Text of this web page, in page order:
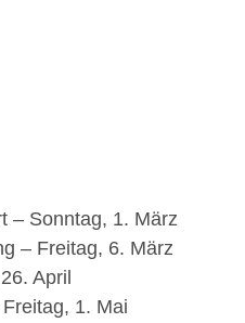
– Sonntag, 1. März
– Freitag, 6. März
April
1. Mai